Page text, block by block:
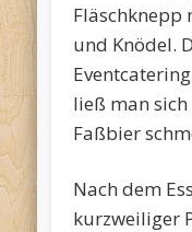
Fläschknepp
und Knödel.
ließ man
Faßbier
Nach dem
kurzweiliger